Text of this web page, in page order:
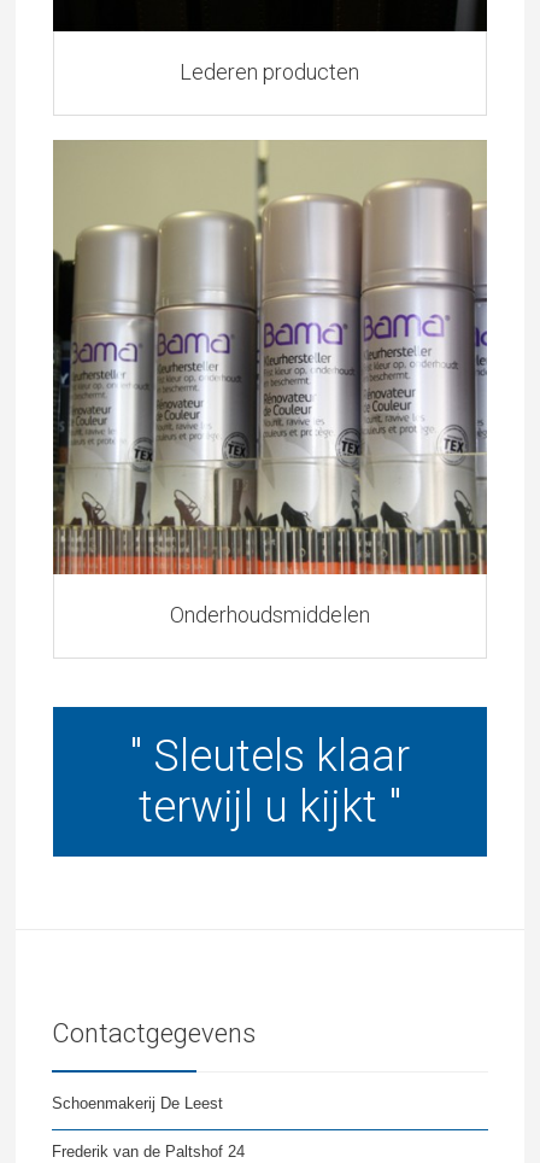
Lederen producten
Onderhoudsmiddelen
" Sleutels klaar
terwijl u kijkt "
Contactgegevens
Schoenmakerij De Leest
Frederik van de Paltshof 24